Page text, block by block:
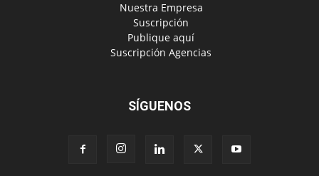
‎ Nuestra Empresa
‎ Suscripción
‎ Publique aquí
‎ Suscripción Agencias
SÍGUENOS